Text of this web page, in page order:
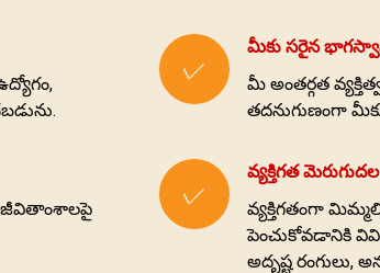
✓
మీకు సరైన
మీ అంతర్గత
తదనుగుణంగా
జీవితాంశాలపై
✓
వ్యక్తిగత మెరుగుదల
వ్యక్తిగతంగా
పెంచుకోవడానికి
అదృష్ట రంగులు,